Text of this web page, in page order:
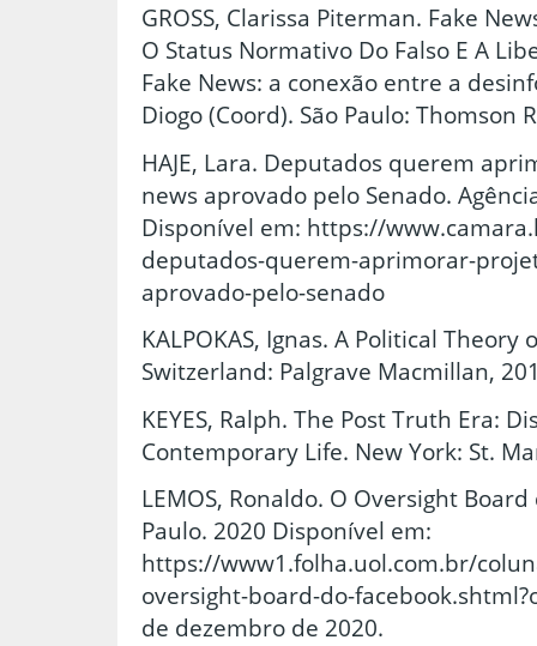
GROSS, Clarissa Piterman. Fake
O Status Normativo Do Falso E A
Fake News: a conexão entre a
Diogo (Coord). São Paulo: Thomson
HAJE, Lara. Deputados querem
news aprovado pelo Senado.
Disponível em: https://
deputados-querem-aprimorar-
aprovado-pelo-senado
KALPOKAS, Ignas. A Political Theory
Switzerland: Palgrave Macmillan,
KEYES, Ralph. The Post Truth Era:
Contemporary Life. New York: St.
LEMOS, Ronaldo. O Oversight
Paulo. 2020 Disponível em:
https://www1.folha.uol.com.br/
oversight-board-do-
de dezembro de 2020.